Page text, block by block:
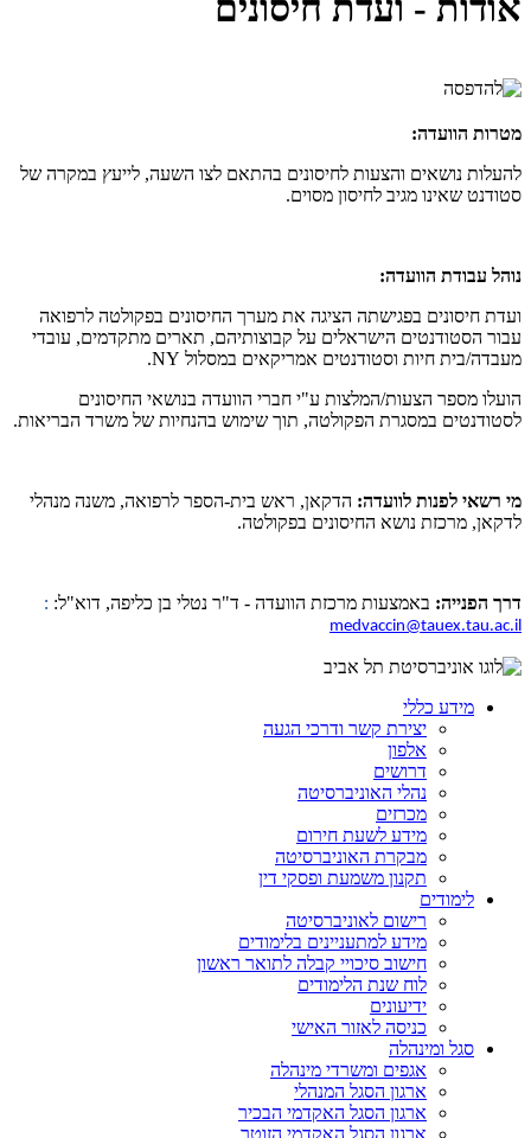
אודות - ועדת חיסונים
מטרות הוועדה:
להעלות נושאים והצעות לחיסונים בהתאם לצו השעה, לייעץ במקרה של
סטודנט שאינו מגיב לחיסון מסוים.
נוהל עבודת הוועדה:
ועדת חיסונים בפגישתה הציגה את מערך החיסונים בפקולטה לרפואה
עבור הסטודנטים הישראלים על קבוצותיהם, תארים מתקדמים, עובדי
מעבדה/בית חיות וסטודנטים אמריקאים במסלול NY.
הועלו מספר הצעות/המלצות ע"י חברי הוועדה בנושאי החיסונים
לסטודנטים במסגרת הפקולטה, תוך שימוש בהנחיות של משרד הבריאות.
מי רשאי לפנות לוועדה: הדקאן, ראש בית-הספר לרפואה, משנה מנהלי
לדקאן, מרכזת נושא החיסונים בפקולטה.
דרך הפנייה: באמצעות מרכזת הוועדה - ד"ר נטלי בן כליפה, דוא"ל: :
medvaccin@tauex.tau.ac.il
מידע כללי
יצירת קשר ודרכי הגעה
אלפון
דרושים
נהלי האוניברסיטה
מכרזים
מידע לשעת חירום
מבקרת האוניברסיטה
תקנון משמעת ופסקי דין
לימודים
רישום לאוניברסיטה
מידע למתעניינים בלימודים
חישוב סיכויי קבלה לתואר ראשון
לוח שנת הלימודים
ידיעונים
כניסה לאזור האישי
סגל ומינהלה
אגפים ומשרדי מינהלה
ארגון הסגל המנהלי
ארגון הסגל האקדמי הבכיר
ארגון הסגל האקדמי הזוטר